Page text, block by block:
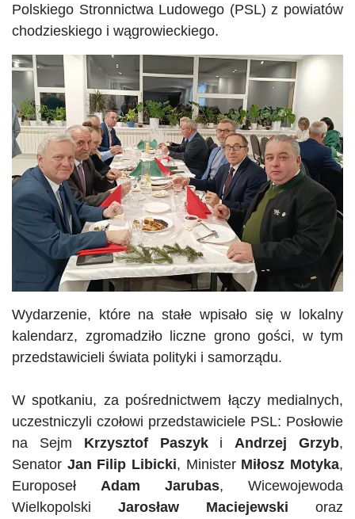
Polskiego Stronnictwa Ludowego (PSL) z powiatów
chodzieskiego i wągrowieckiego.
Wydarzenie, które na stałe wpisało się w lokalny
kalendarz, zgromadziło liczne grono gości, w tym
przedstawicieli świata polityki i samorządu.
W spotkaniu, za pośrednictwem łączy medialnych,
uczestniczyli czołowi przedstawiciele PSL: Posłowie
na Sejm Krzysztof Paszyki Andrzej Grzyb,
Senator Jan Filip Libicki, Minister Miłosz Motyka,
Europoseł Adam Jarubas, Wicewojewoda
Wielkopolski Jarosław Maciejewski oraz